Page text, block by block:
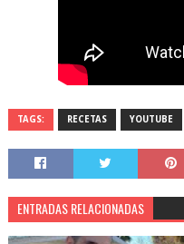
TAGS: RECETAS YOUTUBE
ENTRADAS RELACIONADAS